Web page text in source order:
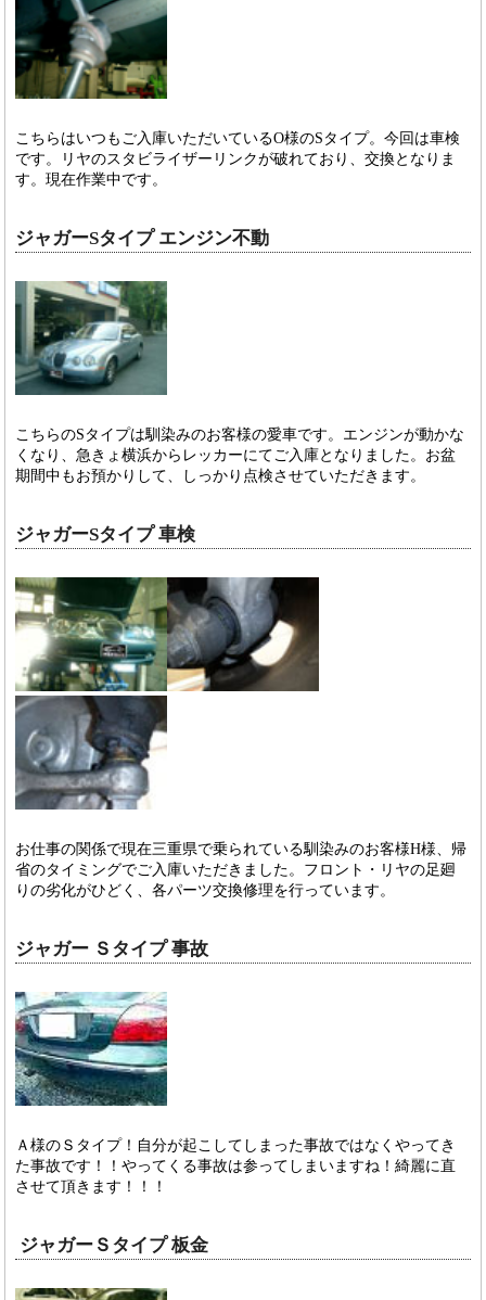
こちらはいつもご入庫いただいているO様のSタイプ。今回は車検
です。リヤのスタビライザーリンクが破れており、交換となりま
す。現在作業中です。
ジャガーSタイプ エンジン不動
こちらのSタイプは馴染みのお客様の愛車です。エンジンが動かな
くなり、急きょ横浜からレッカーにてご入庫となりました。お盆
期間中もお預かりして、しっかり点検させていただきます。
ジャガーSタイプ 車検
お仕事の関係で現在三重県で乗られている馴染みのお客様H様、帰
省のタイミングでご入庫いただきました。フロント・リヤの足廻
りの劣化がひどく、各パーツ交換修理を行っています。
ジャガー Ｓタイプ 事故
Ａ様のＳタイプ！自分が起こしてしまった事故ではなくやってき
た事故です！！やってくる事故は参ってしまいますね！綺麗に直
させて頂きます！！！
ジャガーＳタイプ 板金